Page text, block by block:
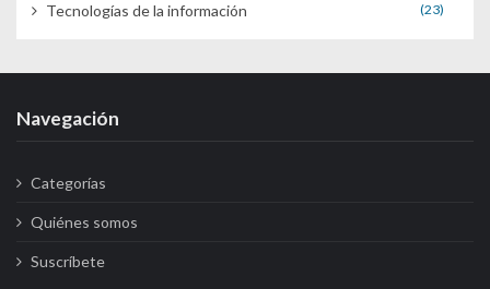
Tecnologías de la información (23)
Navegación
Categorías
Quiénes somos
Suscríbete